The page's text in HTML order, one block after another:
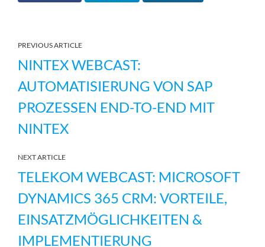
PREVIOUS ARTICLE
NINTEX WEBCAST:
AUTOMATISIERUNG VON SAP
PROZESSEN END-TO-END MIT
NINTEX
NEXT ARTICLE
TELEKOM WEBCAST: MICROSOFT
DYNAMICS 365 CRM: VORTEILE,
EINSATZMÖGLICHKEITEN &
IMPLEMENTIERUNG